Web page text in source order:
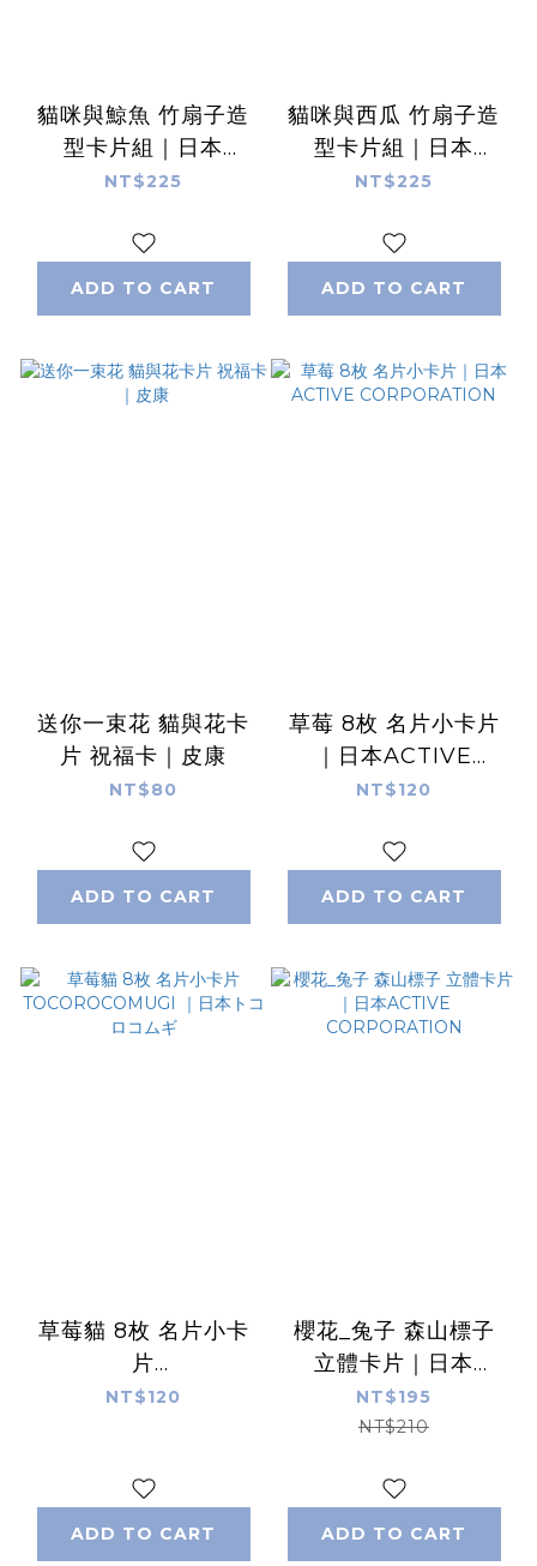
貓咪與鯨魚 竹扇子造
型卡片組｜日本
ACTIVE
NT$225
ADD TO CART
貓咪與西瓜 竹扇子造
型卡片組｜日本
ACTIVE
NT$225
ADD TO CART
送你一束花 貓與花卡
片 祝福卡｜皮康
NT$80
ADD TO CART
草莓 8枚 名片小卡片
｜日本ACTIVE
CORPORATION
NT$120
ADD TO CART
草莓貓 8枚 名片小卡
片
TOCOROCOMUGI
NT$120
ADD TO CART
櫻花_兔子 森山標子
立體卡片｜日本
ACTIVE
CORPORATION
NT$195
NT$210
ADD TO CART